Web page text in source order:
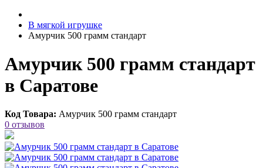
В мягкой игрушке
Амурчик 500 грамм стандарт
Амурчик 500 грамм стандарт
в Саратове
Код Товара: Амурчик 500 грамм стандарт
0 отзывов